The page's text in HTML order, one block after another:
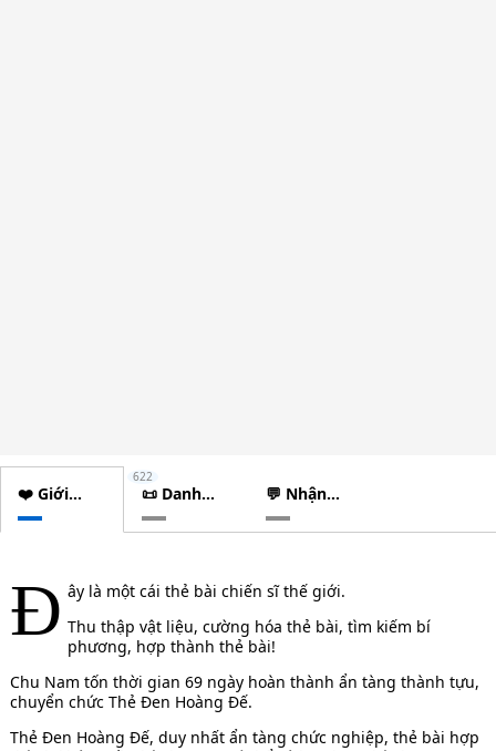
❤️ Giới
thiệu
📜 Danh
sách
chương
622
💬 Nhận
xét
Đ ây là một cái thẻ bài chiến sĩ thế giới.
Thu thập vật liệu, cường hóa thẻ bài, tìm kiếm bí
phương, hợp thành thẻ bài!
Chu Nam tốn thời gian 69 ngày hoàn thành ẩn tàng thành tựu,
chuyển chức Thẻ Đen Hoàng Đế.
Thẻ Đen Hoàng Đế, duy nhất ẩn tàng chức nghiệp, thẻ bài hợp